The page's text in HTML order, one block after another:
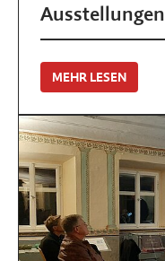
Ausstellungen
MEHR LESEN